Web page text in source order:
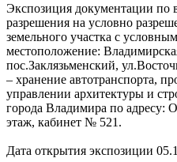
Экспозиция документации по
разрешения на условно
земельного участка с
местоположение:
пос.Заклязьменский,
– хранение автотранспорта,
управлении архитектуры и
города Владимира по адресу:
этаж, кабинет № 521.
Дата открытия экспозиции